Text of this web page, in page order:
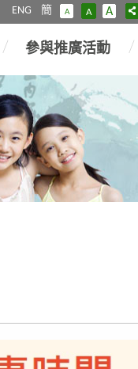
ENG 簡 A A A
參與推廣活動